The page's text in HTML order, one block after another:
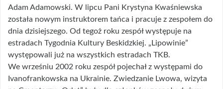
Adam Adamowski. W lipcu Pani Krystyna Kwaśniewska
została nowym instruktorem tańca i pracuje z zespołem do
dnia dzisiejszego. Od tegoż roku zespół występuje na
estradach Tygodnia Kultury Beskidzkiej. „Lipowinie”
występowali już na wszystkich estradach TKB.
We wrześniu 2002 roku zespół pojechał z występami do
Ivanofrankowska na Ukrainie. Zwiedzanie Lwowa, wizyta